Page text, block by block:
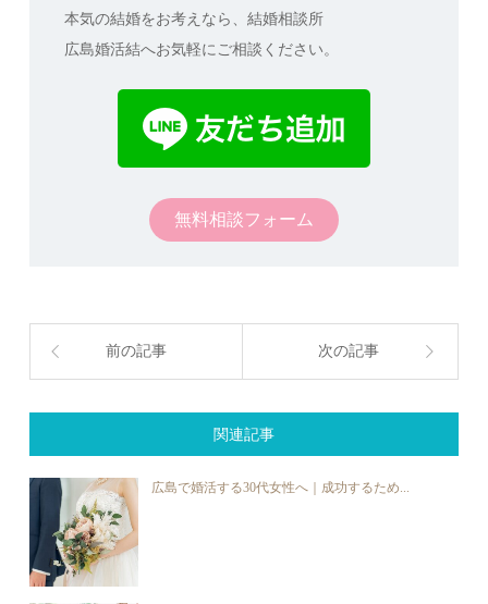
本気の結婚をお考えなら、結婚相談所
広島婚活結へお気軽にご相談ください。
無料相談フォーム
前の記事 次の記事
関連記事
広島で婚活する30代女性へ｜成功するため...